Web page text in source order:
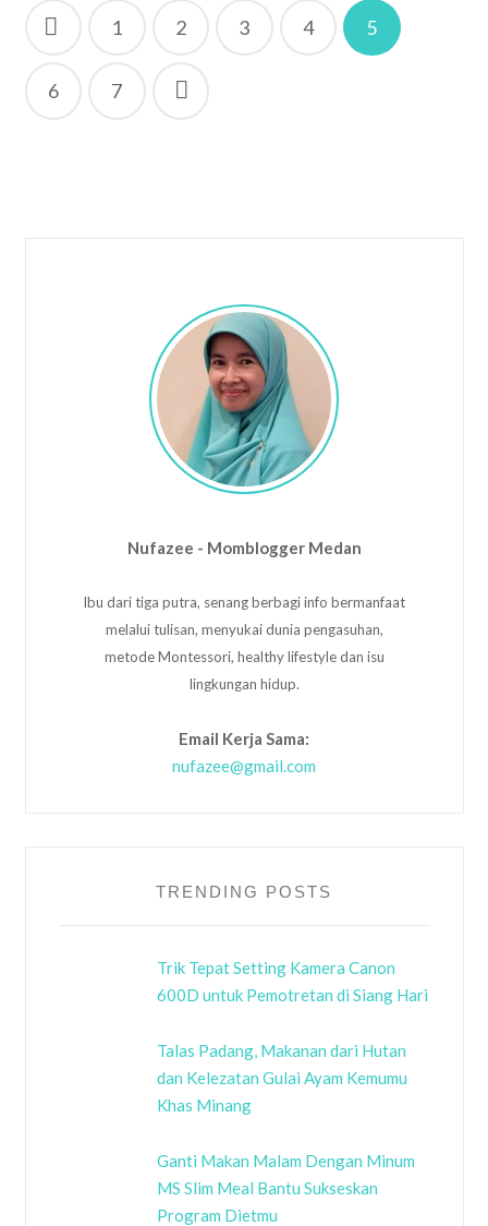
Posts
1 2 3 4 5
6 7
Nufazee - Momblogger Medan
Ibu dari tiga putra, senang berbagi info bermanfaat
melalui tulisan, menyukai dunia pengasuhan,
metode Montessori, healthy lifestyle dan isu
lingkungan hidup.
Email Kerja Sama:
nufazee@gmail.com
TRENDING POSTS
Trik Tepat Setting Kamera Canon
600D untuk Pemotretan di Siang Hari
Talas Padang, Makanan dari Hutan
dan Kelezatan Gulai Ayam Kemumu
Khas Minang
Ganti Makan Malam Dengan Minum
MS Slim Meal Bantu Sukseskan
Program Dietmu